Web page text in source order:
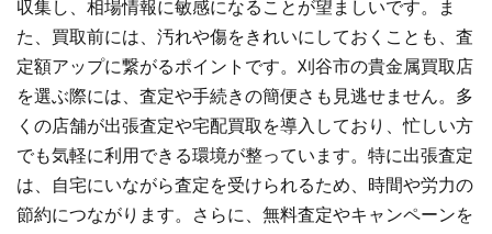
収集し、相場情報に敏感になることが望ましいです。ま
た、買取前には、汚れや傷をきれいにしておくことも、査
定額アップに繋がるポイントです。刈谷市の貴金属買取店
を選ぶ際には、査定や手続きの簡便さも見逃せません。多
くの店舗が出張査定や宅配買取を導入しており、忙しい方
でも気軽に利用できる環境が整っています。特に出張査定
は、自宅にいながら査定を受けられるため、時間や労力の
節約につながります。さらに、無料査定やキャンペーンを